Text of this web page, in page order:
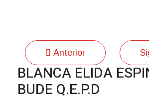
Anterior
BLANCA ELIDA
BUDE Q.E.P.D